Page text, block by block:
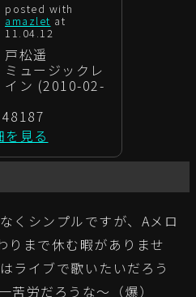
posted with
amazlet at
11.04.12
戸松遥
ミュージックレ
イン (2010-02-
見る
くシンプルですが、Aメロ
りまで休む暇がありませ
ライブで歌いたいだろう
苦労だろうな～（爆）